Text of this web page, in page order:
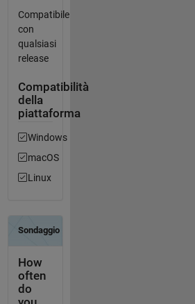
Compatibile
con
qualsiasi
release
Compatibilità
della
piattaforma
Windows
macOS
Linux